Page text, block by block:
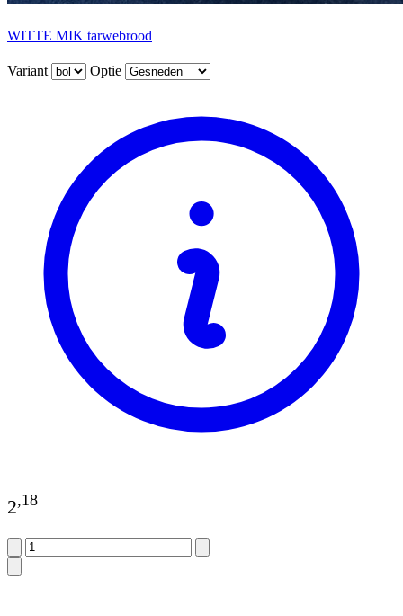
WITTE MIK tarwebrood
Variant Optie
2,18